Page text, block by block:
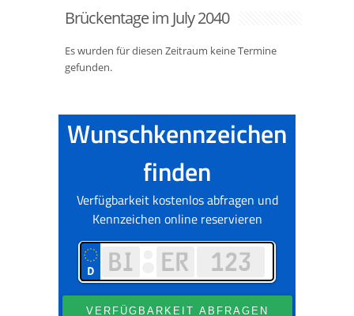
Brückentage im July 2040
Es wurden für diesen Zeitraum keine Termine
gefunden.